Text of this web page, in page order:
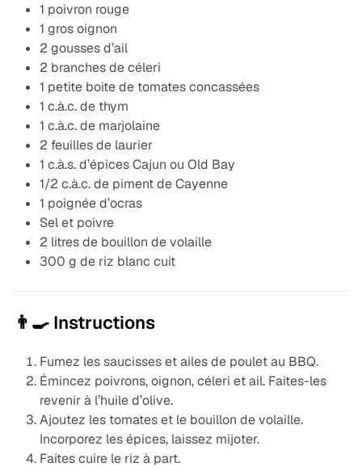
1 poivron rouge
1 gros oignon
2 gousses d’ail
2 branches de céleri
1 petite boite de tomates concassées
1 c.à.c. de thym
1 c.à.c. de marjolaine
2 feuilles de laurier
1 c.à.s. d’épices Cajun ou Old Bay
1/2 c.à.c. de piment de Cayenne
1 poignée d’ocras
Sel et poivre
2 litres de bouillon de volaille
300 g de riz blanc cuit
👨‍🍳 Instructions
Fumez les saucisses et ailes de poulet au BBQ.
Émincez poivrons, oignon, céleri et ail. Faites-les
revenir à l’huile d’olive.
Ajoutez les tomates et le bouillon de volaille.
Incorporez les épices, laissez mijoter.
Faites cuire le riz à part.